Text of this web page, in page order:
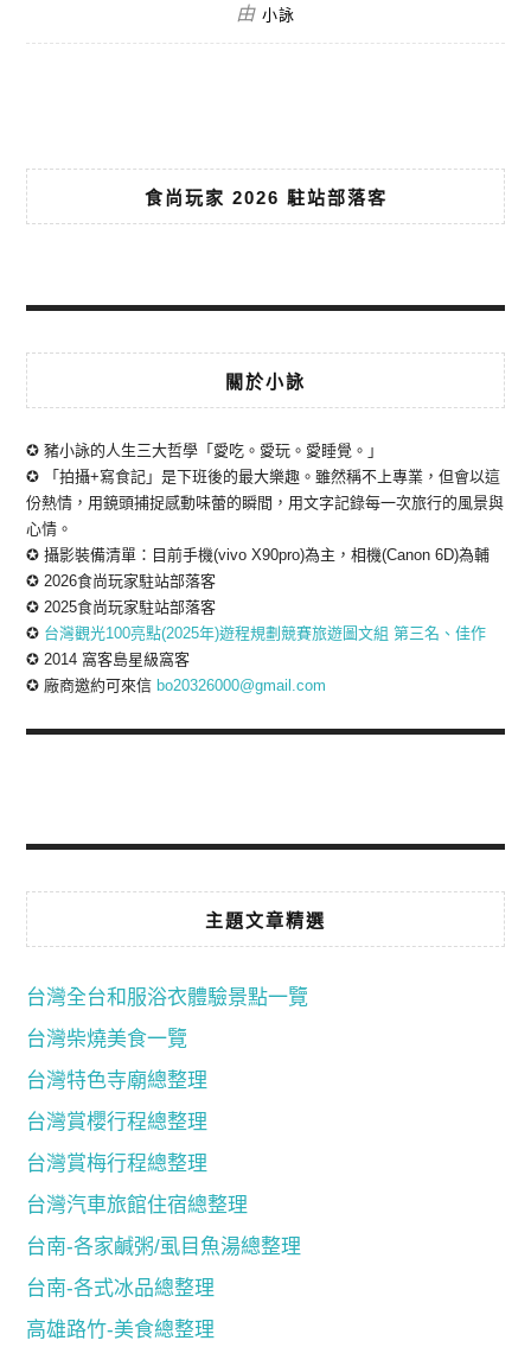
由 小詠
食尚玩家 2026 駐站部落客
關於小詠
✪ 豬小詠的人生三大哲學「愛吃。愛玩。愛睡覺。」
✪ 「拍攝+寫食記」是下班後的最大樂趣。雖然稱不上專業，但會以這
份熱情，用鏡頭捕捉感動味蕾的瞬間，用文字記錄每一次旅行的風景與
心情。
✪ 攝影裝備清單：目前手機(vivo X90pro)為主，相機(Canon 6D)為輔
✪ 2026食尚玩家駐站部落客
✪ 2025食尚玩家駐站部落客
✪ 台灣觀光100亮點(2025年)遊程規劃競賽旅遊圖文組 第三名、佳作
✪ 2014 窩客島星級窩客
✪ 廠商邀約可來信 bo20326000@gmail.com
主題文章精選
台灣全台和服浴衣體驗景點一覽
台灣柴燒美食一覽
台灣特色寺廟總整理
台灣賞櫻行程總整理
台灣賞梅行程總整理
台灣汽車旅館住宿總整理
台南-各家鹹粥/虱目魚湯總整理
台南-各式冰品總整理
高雄路竹-美食總整理